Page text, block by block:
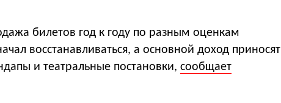
билетов год к году по разным оценкам
восстанавливаться, а основной доход приносят
и театральные постановки, сообщает